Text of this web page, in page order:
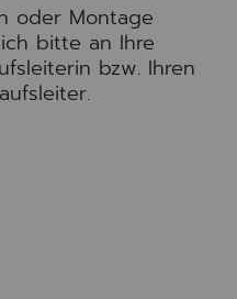
oder Montage
bitte an Ihre
bzw. Ihren